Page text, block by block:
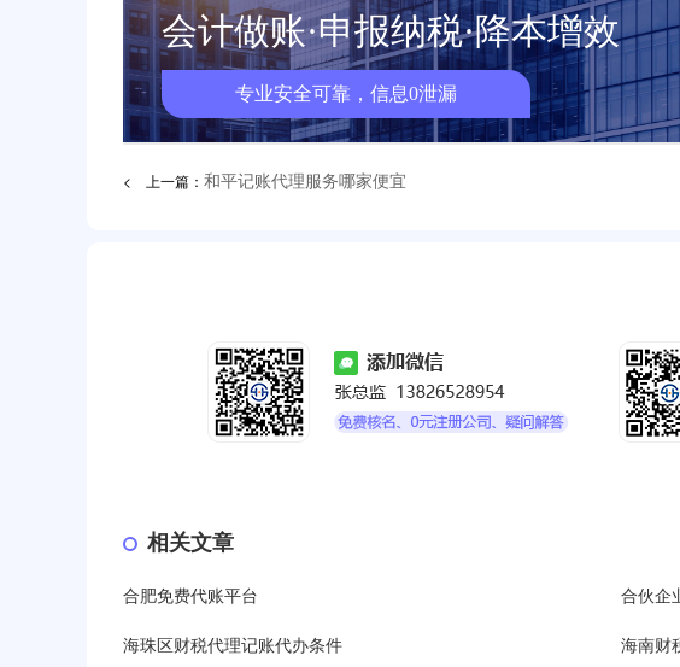
会计做账·申报纳税·降本增效
专业安全可靠，信息0泄漏
< 上一篇： 和平记账代理服务哪家便宜
相关文章
合肥免费代账平台 合伙企
海珠区财税代理记账代办条件 海南财